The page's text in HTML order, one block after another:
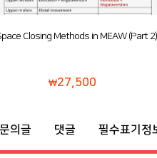
Methods in MEAW (Part 2)
27,500
문의글 댓글 필수표기정